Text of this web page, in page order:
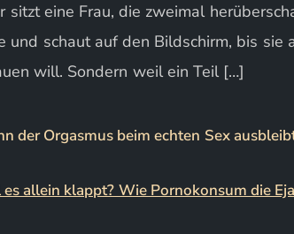
eine Frau, die zweimal
und schaut auf den Bildschirm, bis
will. Sondern weil ein Teil […]
der Orgasmus beim echten Sex